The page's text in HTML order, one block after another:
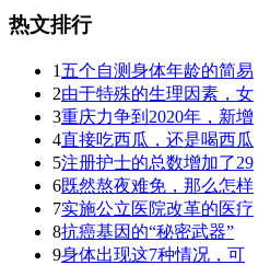
热文排行
1 五个自测身体年龄的简易
2由于特殊的生理因素，女
3重庆力争到2020年，新增
4直接吃西瓜，还是喝西瓜
5注册护士的总数增加了29
6既然熬夜难免，那么怎样
7实施公立医院改革的医疗
8抗癌基因的“秘密武器”
9身体出现这7种情况，可